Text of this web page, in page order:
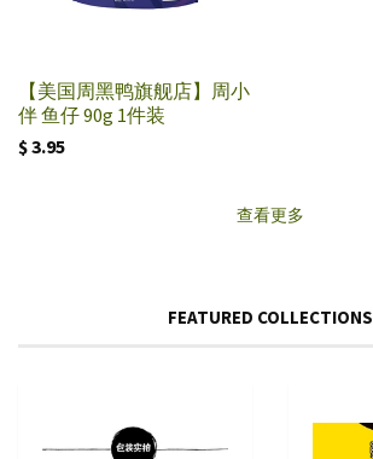
【美国周黑鸭旗舰店】周小
伴 鱼仔 90g 1件装
$ 3.95
查看更多
FEATURED COLLECTIONS